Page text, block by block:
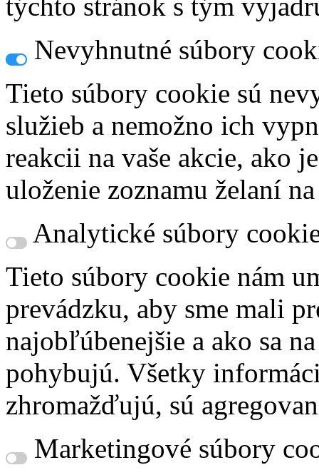
Nevyhnutné súbory
Tieto súbory cookie sú
služieb a nemožno ich
reakcii na vaše akcie, ako
uloženie zoznamu želaní
Analytické súbory
Tieto súbory cookie nám
prevádzku, aby sme mali
najobľúbenejšie a ako sa
pohybujú. Všetky
zhromažďujú, sú
Marketingové súbory